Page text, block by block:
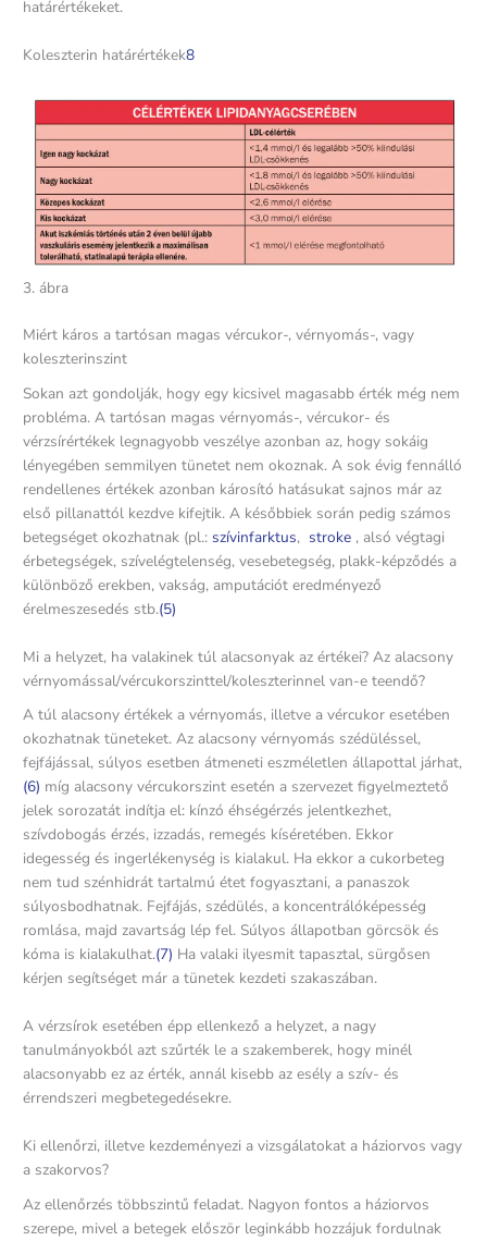
határértékeket.
Koleszterin határértékek8
3. ábra
Miért káros a tartósan magas vércukor-, vérnyomás-, vagy
koleszterinszint
Sokan azt gondolják, hogy egy kicsivel magasabb érték még nem
probléma. A tartósan magas vérnyomás-, vércukor- és
vérzsírértékek legnagyobb veszélye azonban az, hogy sokáig
lényegében semmilyen tünetet nem okoznak. A sok évig fennálló
rendellenes értékek azonban károsító hatásukat sajnos már az
első pillanattól kezdve kifejtik. A későbbiek során pedig számos
betegséget okozhatnak (pl.:szívinfarktus,stroke , alsó végtagi
érbetegségek, szívelégtelenség, vesebetegség, plakk-képződés a
különböző erekben, vakság, amputációt eredményező
érelmeszesedés stb.(5)
Mi a helyzet, ha valakinek túl alacsonyak az értékei? Az alacsony
vérnyomással/vércukorszinttel/koleszterinnel van-e teendő?
A túl alacsony értékek a vérnyomás, illetve a vércukor esetében
okozhatnak tüneteket. Az alacsony vérnyomás szédüléssel,
fejfájással, súlyos esetben átmeneti eszméletlen állapottal járhat,
(6) míg alacsony vércukorszint esetén a szervezet figyelmeztető
jelek sorozatát indítja el: kínzó éhségérzés jelentkezhet,
szívdobogás érzés, izzadás, remegés kíséretében. Ekkor
idegesség és ingerlékenység is kialakul. Ha ekkor a cukorbeteg
nem tud szénhidrát tartalmú étet fogyasztani, a panaszok
súlyosbodhatnak. Fejfájás, szédülés, a koncentrálóképesség
romlása, majd zavartság lép fel. Súlyos állapotban görcsök és
kóma is kialakulhat.(7) Ha valaki ilyesmit tapasztal, sürgősen
kérjen segítséget már a tünetek kezdeti szakaszában.
A vérzsírok esetében épp ellenkező a helyzet, a nagy
tanulmányokból azt szűrték le a szakemberek, hogy minél
alacsonyabb ez az érték, annál kisebb az esély a szív- és
érrendszeri megbetegedésekre.
Ki ellenőrzi, illetve kezdeményezi a vizsgálatokat a háziorvos vagy
a szakorvos?
Az ellenőrzés többszintű feladat. Nagyon fontos a háziorvos
szerepe, mivel a betegek először leginkább hozzájuk fordulnak